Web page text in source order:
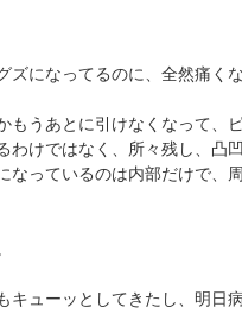
ズになってるのに、全然痛くな
もうあとに引けなくなって、
わけではなく、所々残し、凸
なっているのは内部だけで、
キューッとしてきたし、明日病